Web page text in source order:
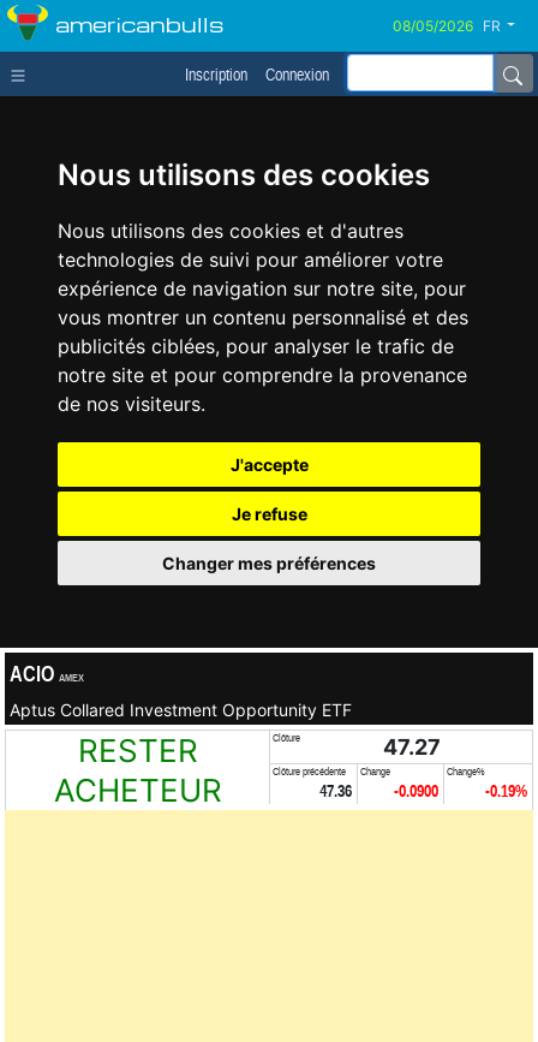
Nous utilisons des cookies
Nous utilisons des cookies et d'autres
technologies de suivi pour améliorer votre
expérience de navigation sur notre site, pour
vous montrer un contenu personnalisé et des
publicités ciblées, pour analyser le trafic de
notre site et pour comprendre la provenance
de nos visiteurs.
J'accepte
Je refuse
Changer mes préférences
americanbulls FR
Inscription Connexion
ACIO AMEX
Aptus Collared Investment Opportunity ETF
RESTER
ACHETEUR
Clôture 47.27
Clôture précédente
47.36
Change
-0.0900
Change%
-0.19%